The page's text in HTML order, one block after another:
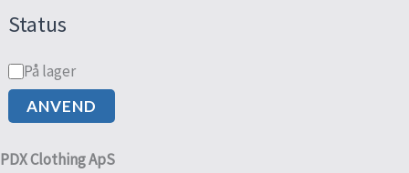
Status
På lager
ANVEND
PDX Clothing ApS